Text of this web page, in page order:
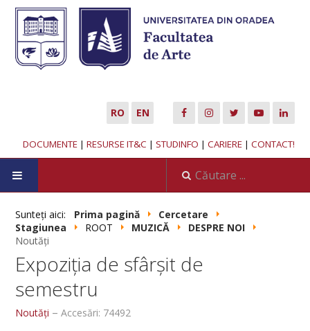
RO EN
DOCUMENTE | RESURSE IT&C | STUDINFO | CARIERE | CONTACT!
DESPRE NOI
Misiune
Corp profesoral
Conducerea departamentului
Concursuri posturi
Sunteți aici: Prima pagină
Cercetare
Stagiunea
ROOT MUZICĂ
DESPRE NOI
Noutăți
Expoziția de sfârșit de
semestru
Noutăți Accesări: 74492